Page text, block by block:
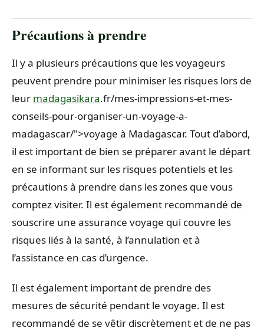
Précautions à prendre
Il y a plusieurs précautions que les voyageurs
peuvent prendre pour minimiser les risques lors de
leur madagasikara.fr/mes-impressions-et-mes-
conseils-pour-organiser-un-voyage-a-
madagascar/">voyage à Madagascar. Tout d’abord,
il est important de bien se préparer avant le départ
en se informant sur les risques potentiels et les
précautions à prendre dans les zones que vous
comptez visiter. Il est également recommandé de
souscrire une assurance voyage qui couvre les
risques liés à la santé, à l’annulation et à
l’assistance en cas d’urgence.
Il est également important de prendre des
mesures de sécurité pendant le voyage. Il est
recommandé de se vêtir discrètement et de ne pas